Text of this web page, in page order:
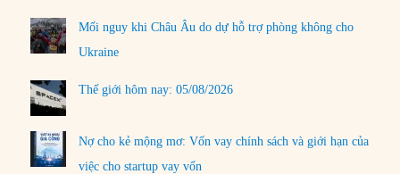
Mối nguy khi Châu Âu do dự hỗ trợ phòng không cho
Ukraine
Thế giới hôm nay: 05/08/2026
Nợ cho kẻ mộng mơ: Vốn vay chính sách và giới hạn của
việc cho startup vay vốn